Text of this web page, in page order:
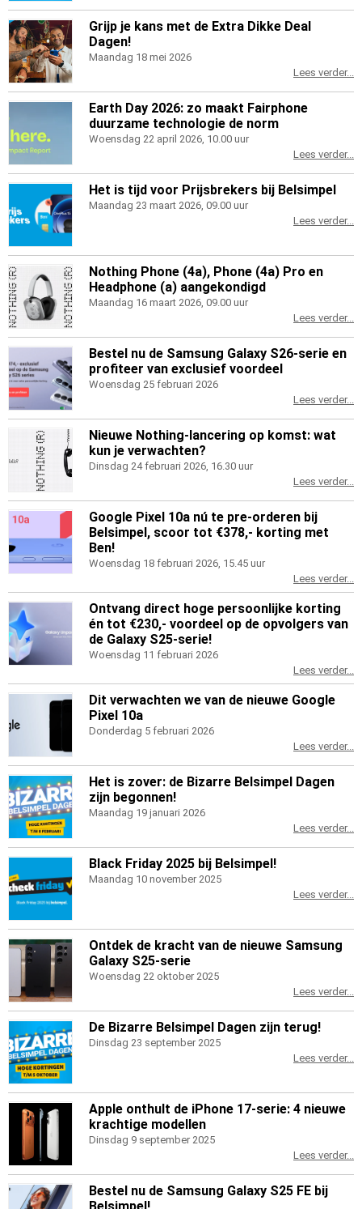
Grijp je kans met de Extra Dikke Deal
Dagen!
Maandag 18 mei 2026
Lees verder...
Earth Day 2026: zo maakt Fairphone
duurzame technologie de norm
Woensdag 22 april 2026, 10.00 uur
Lees verder...
Het is tijd voor Prijsbrekers bij Belsimpel
Maandag 23 maart 2026, 09.00 uur
Lees verder...
Nothing Phone (4a), Phone (4a) Pro en
Headphone (a) aangekondigd
Maandag 16 maart 2026, 09.00 uur
Lees verder...
Bestel nu de Samsung Galaxy S26-serie en
profiteer van exclusief voordeel
Woensdag 25 februari 2026
Lees verder...
Nieuwe Nothing-lancering op komst: wat
kun je verwachten?
Dinsdag 24 februari 2026, 16.30 uur
Lees verder...
Google Pixel 10a nú te pre-orderen bij
Belsimpel, scoor tot €378,- korting met
Ben!
Woensdag 18 februari 2026, 15.45 uur
Lees verder...
Ontvang direct hoge persoonlijke korting
én tot €230,- voordeel op de opvolgers van
de Galaxy S25-serie!
Woensdag 11 februari 2026
Lees verder...
Dit verwachten we van de nieuwe Google
Pixel 10a
Donderdag 5 februari 2026
Lees verder...
Het is zover: de Bizarre Belsimpel Dagen
zijn begonnen!
Maandag 19 januari 2026
Lees verder...
Black Friday 2025 bij Belsimpel!
Maandag 10 november 2025
Lees verder...
Ontdek de kracht van de nieuwe Samsung
Galaxy S25-serie
Woensdag 22 oktober 2025
Lees verder...
De Bizarre Belsimpel Dagen zijn terug!
Dinsdag 23 september 2025
Lees verder...
Apple onthult de iPhone 17-serie: 4 nieuwe
krachtige modellen
Dinsdag 9 september 2025
Lees verder...
Bestel nu de Samsung Galaxy S25 FE bij